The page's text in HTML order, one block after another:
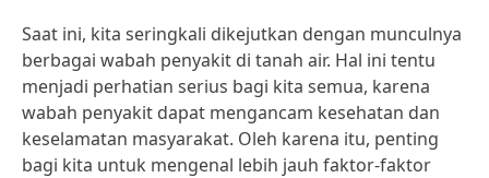
Saat ini, kita seringkali dikejutkan dengan munculnya
berbagai wabah penyakit di tanah air. Hal ini tentu
menjadi perhatian serius bagi kita semua, karena
wabah penyakit dapat mengancam kesehatan dan
keselamatan masyarakat. Oleh karena itu, penting
bagi kita untuk mengenal lebih jauh faktor-faktor